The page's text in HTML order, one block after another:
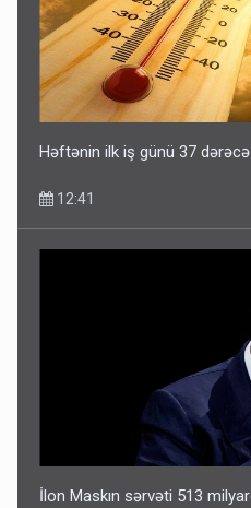
DİQQƏTLİ OLUN! Bu gün
09:25
Həftənin ilk iş günü 37
12:41
İlon Maskın sərvəti 513